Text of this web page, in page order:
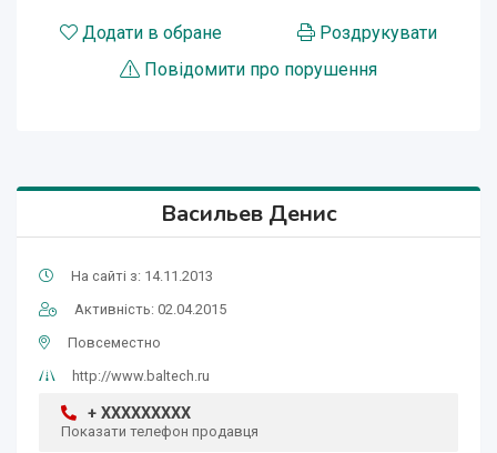
Додати в обране
Роздрукувати
Повідомити про порушення
Васильев Денис
На сайті з: 14.11.2013
Активність: 02.04.2015
Повсеместно
http://www.baltech.ru
+ XXXXXXXXX
Показати телефон продавця